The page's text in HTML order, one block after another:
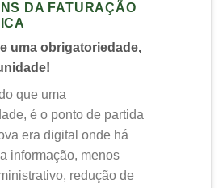
DA FATURAÇÃO
uma obrigatoriedade,
que uma
é o ponto de partida
era digital onde há
informação, menos
redução de